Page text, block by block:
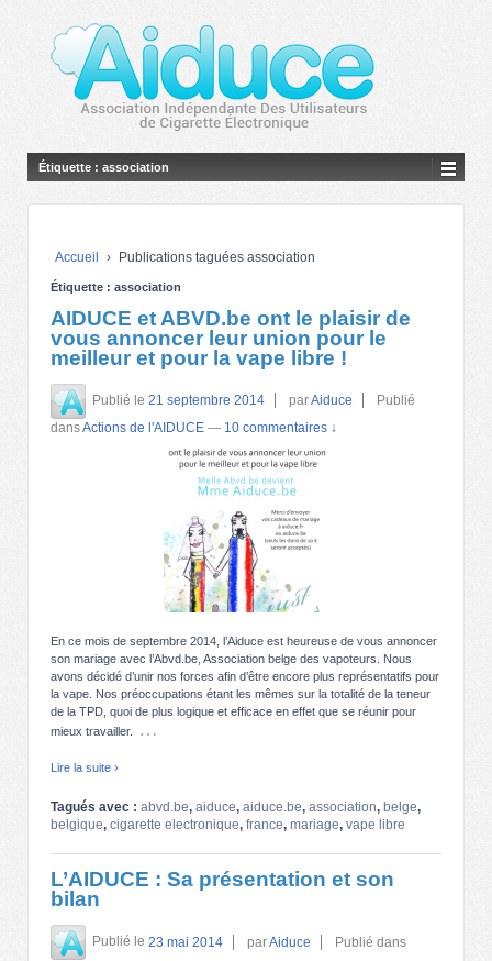
Étiquette : association
Accueil › Publications taguées association
Étiquette : association
AIDUCE et ABVD.be ont le plaisir de
vous annoncer leur union pour le
meilleur et pour la vape libre !
Publié le 21 septembre 2014 parAiduce
Publié
dansActions de l'AIDUCE — 10 commentaires ↓
En ce mois de septembre 2014, l’Aiduce est heureuse de vous annoncer
son mariage avec l’Abvd.be, Association belge des vapoteurs. Nous
avons décidé d’unir nos forces afin d’être encore plus représentatifs pour
la vape. Nos préoccupations étant les mêmes sur la totalité de la teneur
de la TPD, quoi de plus logique et efficace en effet que se réunir pour
mieux travailler.
…
Lire la suite ›
Tagués avec : abvd.be, aiduce, aiduce.be, association, belge,
belgique, cigarette electronique, france, mariage, vape libre
L’AIDUCE : Sa présentation et son
bilan
Publié le 23 mai 2014 parAiduce
Publié dans